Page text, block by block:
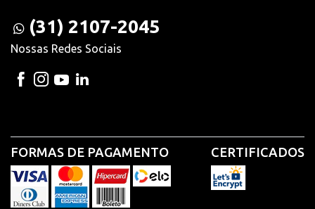
(31) 2107-2045
Nossas Redes Sociais
FORMAS DE PAGAMENTO CERTIFICADOS